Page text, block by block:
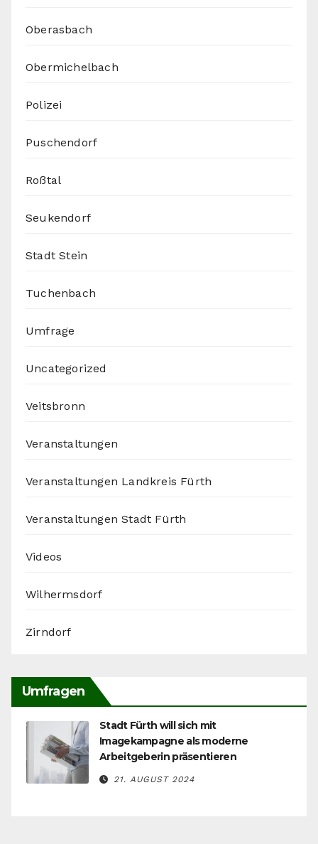
Oberasbach
Obermichelbach
Polizei
Puschendorf
Roßtal
Seukendorf
Stadt Stein
Tuchenbach
Umfrage
Uncategorized
Veitsbronn
Veranstaltungen
Veranstaltungen Landkreis Fürth
Veranstaltungen Stadt Fürth
Videos
Wilhermsdorf
Zirndorf
Umfragen
Stadt Fürth will sich mit
Imagekampagne als moderne
Arbeitgeberin präsentieren
21. AUGUST 2024